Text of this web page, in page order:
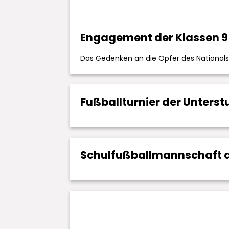
Engagement der Klassen
Das Gedenken an die Opfer des
Fußballturnier der
Schulfußballmannschaft